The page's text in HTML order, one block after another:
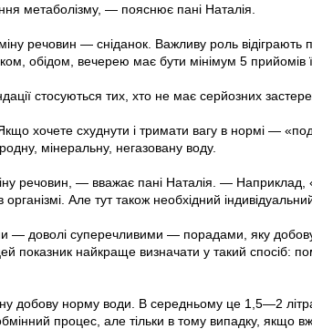
метаболізму, — пояснює пані Наталія.
речовин — сніданок. Важливу роль відіграють
обідом, вечерею має бути мінімум 5 прийомів
стосуються тих, хто не має серйозних
хочете схуднути і тримати вагу в нормі —
мінеральну, негазовану воду.
речовин, — вважає пані Наталія. —
Але тут також необхідний індивідуальний
— доволі супереч­ливими — порадами, яку
показник найкраще визначати у такий спосіб:
добову норму води. В середньому це 1,5—2
процес, але тільки в тому випадку, якщо